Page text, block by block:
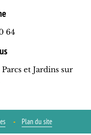
64
et Jardins sur
Plan du site